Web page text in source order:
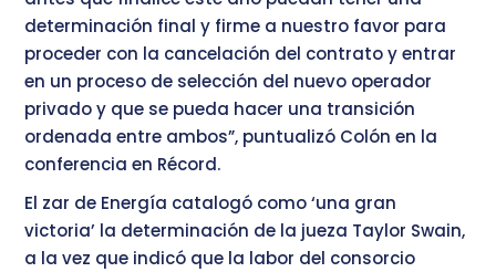
determinación final y firme a nuestro favor para
proceder con la cancelación del contrato y entrar
en un proceso de selección del nuevo operador
privado y que se pueda hacer una transición
ordenada entre ambos”, puntualizó Colón en la
conferencia en Récord.
El zar de Energía catalogó como ‘una gran
victoria’ la determinación de la jueza Taylor Swain,
a la vez que indicó que la labor del consorcio